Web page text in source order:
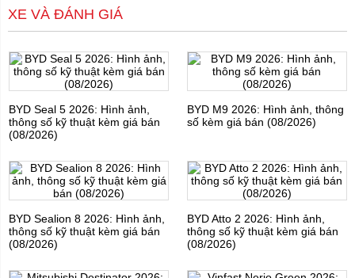
XE VÀ ĐÁNH GIÁ
BYD Seal 5 2026: Hình ảnh,
thông số kỹ thuật kèm giá bán
(08/2026)
BYD M9 2026: Hình ảnh, thông
số kèm giá bán (08/2026)
BYD Sealion 8 2026: Hình ảnh,
thông số kỹ thuật kèm giá bán
(08/2026)
BYD Atto 2 2026: Hình ảnh,
thông số kỹ thuật kèm giá bán
(08/2026)